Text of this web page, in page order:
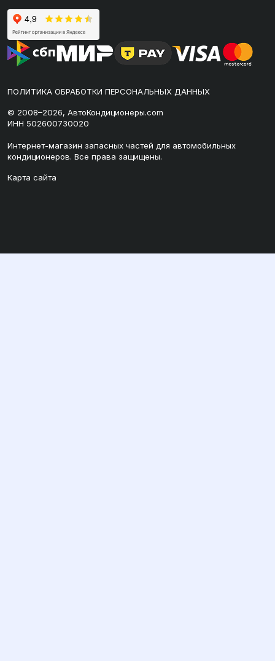
ПОЛИТИКА ОБРАБОТКИ ПЕРСОНАЛЬНЫХ ДАННЫХ
© 2008–2026, АвтоКондиционеры.com
ИНН 502600730020
Интернет-магазин запасных частей для автомобильных
кондиционеров. Все права защищены.
Карта сайта